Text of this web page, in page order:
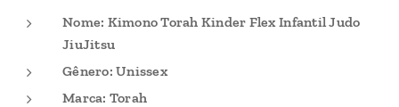
Nome: Kimono Torah Kinder Flex Infantil Judo
JiuJitsu
Gênero: Unissex
Marca: Torah